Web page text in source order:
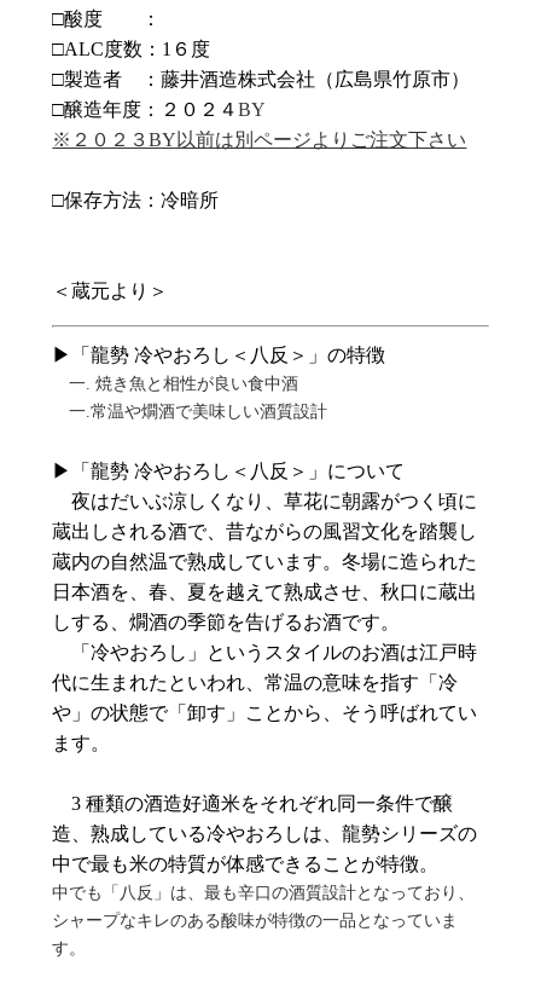
□酸度 ：
□ALC度数： 1６ 度
□製造者 ：藤井酒造株式会社（広島県竹原市）
□醸造年度：２０２４BY
※２０２３BY以前は別ページよりご注文下さい
□保存方法：冷暗所
＜蔵元より＞
▶「龍勢 冷やおろし＜八反＞」の特徴
一. 焼き魚と相性が良い食中酒
一.常温や燗酒で美味しい酒質設計
▶「龍勢 冷やおろし＜八反＞」について
夜はだいぶ涼しくなり、草花に朝露がつく頃に
蔵出しされる酒で、昔ながらの風習文化を踏襲し
蔵内の自然温で熟成しています。冬場に造られた
日本酒を、春、夏を越えて熟成させ、秋口に蔵出
しする、燗酒の季節を告げるお酒です。
「冷やおろし」というスタイルのお酒は江戸時
代に生まれたといわれ、常温の意味を指す「冷
や」の状態で「卸す」ことから、そう呼ばれてい
ます。
3種類の酒造好適米をそれぞれ同一条件で醸
造、熟成している冷やおろしは、龍勢シリーズの
中で最も米の特質が体感できることが特徴。
中でも「八反」は、最も辛口の酒質設計となっており、
シャープなキレのある酸味が特徴の一品となっていま
す。